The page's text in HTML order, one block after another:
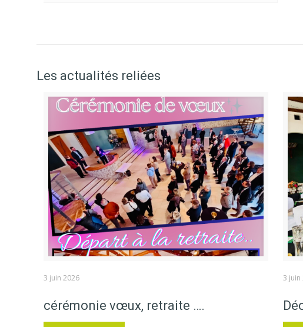
Les actualités reliées
3 juin 2026
cérémonie vœux, retraite ….
3 juin